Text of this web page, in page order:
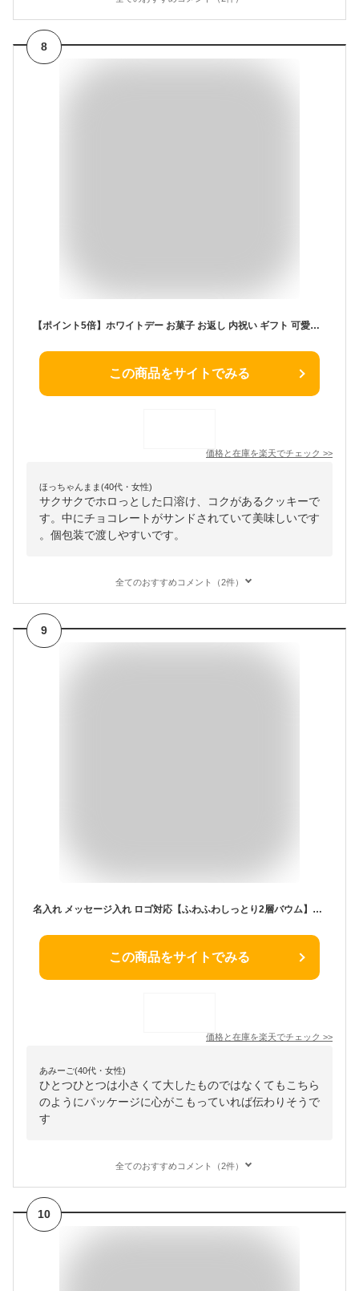
8
【ポイント5倍】ホワイトデー お菓子 お返し 内祝い ギフト 可愛い 取り寄せ スイーツ 洋菓子 異動 お祝い 卒業式 入学式 プチギフト 退職 お配り 個包装 記念品 来場者 かわいい【シーキューブ-C3-】CSC-4C サクッチ・ホロッチ 4個入
この商品をサイトでみる
価格と在庫を楽天でチェック >>
ほっちゃんまま(40代・女性)
サクサクでホロっとした口溶け、コクがあるクッキーで
す。中にチョコレートがサンドされていて美味しいです
。個包装で渡しやすいです。
全てのおすすめコメント（2件）
9
名入れ メッセージ入れ ロゴ対応【ふわふわしっとり2層バウム】挨拶 イベント 個包装 結婚式 引っ越し 移動 餞別 バウムクーヘン 大量 お礼 感謝 お世話に 退職 転勤 お菓子 ウエディング 100円台 産休 育休 心ばかり 粗品 プチギフト 記念 バーム よろしく 入学 割引
この商品をサイトでみる
価格と在庫を楽天でチェック >>
あみーご(40代・女性)
ひとつひとつは小さくて大したものではなくてもこちら
のようにパッケージに心がこもっていれば伝わりそうで
す
全てのおすすめコメント（2件）
10